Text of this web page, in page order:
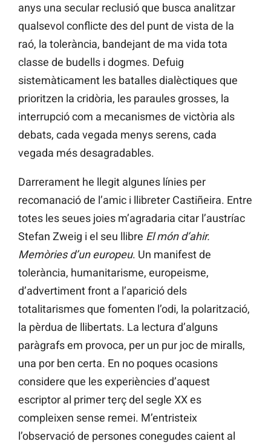
anys una secular reclusió que busca analitzar
qualsevol conflicte des del punt de vista de la
raó, la tolerància, bandejant de ma vida tota
classe de budells i dogmes. Defuig
sistemàticament les batalles dialèctiques que
prioritzen la cridòria, les paraules grosses, la
interrupció com a mecanismes de victòria als
debats, cada vegada menys serens, cada
vegada més desagradables.
Darrerament he llegit algunes línies per
recomanació de l’amic i llibreter Castiñeira. Entre
totes les seues joies m’agradaria citar l’austríac
Stefan Zweig i el seu llibre El món d’ahir.
Memòries d’un europeu. Un manifest de
tolerància, humanitarisme, europeisme,
d’advertiment front a l’aparició dels
totalitarismes que fomenten l’odi, la polarització,
la pèrdua de llibertats. La lectura d’alguns
paràgrafs em provoca, per un pur joc de miralls,
una por ben certa. En no poques ocasions
considere que les experiències d’aquest
escriptor al primer terç del segle XX es
compleixen sense remei. M’entristeix
l’observació de persones conegudes caient al